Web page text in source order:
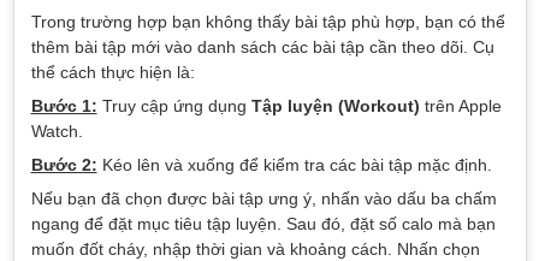
Trong trường hợp bạn không thấy bài tập phù hợp, bạn có thể
thêm bài tập mới vào danh sách các bài tập cần theo dõi. Cụ
thể cách thực hiện là:
Bước 1: Truy cập ứng dụng Tập luyện (Workout) trên Apple
Watch.
Bước 2: Kéo lên và xuống để kiểm tra các bài tập mặc định.
Nếu bạn đã chọn được bài tập ưng ý, nhấn vào dấu ba chấm
ngang để đặt mục tiêu tập luyện. Sau đó, đặt số calo mà bạn
muốn đốt cháy, nhập thời gian và khoảng cách. Nhấn chọn